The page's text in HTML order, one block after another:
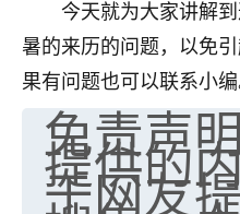
今天就为大家讲解
暑的来历的问题，以免
果有问题也可以联系小编
免责声
提供的
于网友